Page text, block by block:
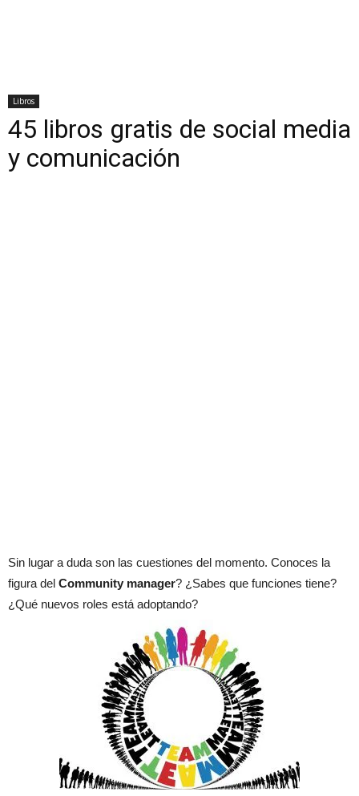
Libros
45 libros gratis de social media
y comunicación
Sin lugar a duda son las cuestiones del momento. Conoces la
figura del Community manager? ¿Sabes que funciones tiene?
¿Qué nuevos roles está adoptando?